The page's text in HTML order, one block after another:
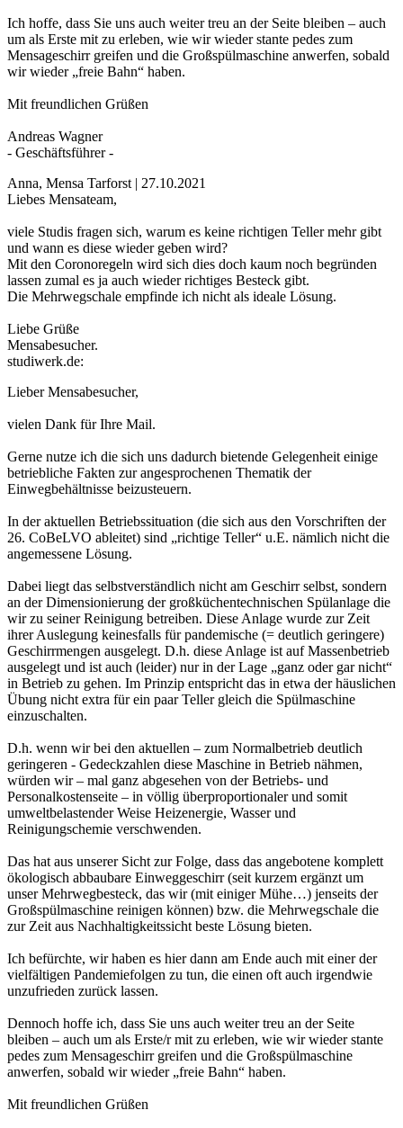
Ich hoffe, dass Sie uns auch weiter treu an der Seite bleiben – auch
um als Erste mit zu erleben, wie wir wieder stante pedes zum
Mensageschirr greifen und die Großspülmaschine anwerfen, sobald
wir wieder „freie Bahn“ haben.
Mit freundlichen Grüßen
Andreas Wagner
- Geschäftsführer -
Anna, Mensa Tarforst | 27.10.2021
Liebes Mensateam,
viele Studis fragen sich, warum es keine richtigen Teller mehr gibt
und wann es diese wieder geben wird?
Mit den Coronoregeln wird sich dies doch kaum noch begründen
lassen zumal es ja auch wieder richtiges Besteck gibt.
Die Mehrwegschale empfinde ich nicht als ideale Lösung.
Liebe Grüße
Mensabesucher.
studiwerk.de:
Lieber Mensabesucher,
vielen Dank für Ihre Mail.
Gerne nutze ich die sich uns dadurch bietende Gelegenheit einige
betriebliche Fakten zur angesprochenen Thematik der
Einwegbehältnisse beizusteuern.
In der aktuellen Betriebssituation (die sich aus den Vorschriften der
26. CoBeLVO ableitet) sind „richtige Teller“ u.E. nämlich nicht die
angemessene Lösung.
Dabei liegt das selbstverständlich nicht am Geschirr selbst, sondern
an der Dimensionierung der großküchentechnischen Spülanlage die
wir zu seiner Reinigung betreiben. Diese Anlage wurde zur Zeit
ihrer Auslegung keinesfalls für pandemische (= deutlich geringere)
Geschirrmengen ausgelegt. D.h. diese Anlage ist auf Massenbetrieb
ausgelegt und ist auch (leider) nur in der Lage „ganz oder gar nicht“
in Betrieb zu gehen. Im Prinzip entspricht das in etwa der häuslichen
Übung nicht extra für ein paar Teller gleich die Spülmaschine
einzuschalten.
D.h. wenn wir bei den aktuellen – zum Normalbetrieb deutlich
geringeren - Gedeckzahlen diese Maschine in Betrieb nähmen,
würden wir – mal ganz abgesehen von der Betriebs- und
Personalkostenseite – in völlig überproportionaler und somit
umweltbelastender Weise Heizenergie, Wasser und
Reinigungschemie verschwenden.
Das hat aus unserer Sicht zur Folge, dass das angebotene komplett
ökologisch abbaubare Einweggeschirr (seit kurzem ergänzt um
unser Mehrwegbesteck, das wir (mit einiger Mühe…) jenseits der
Großspülmaschine reinigen können) bzw. die Mehrwegschale die
zur Zeit aus Nachhaltigkeitssicht beste Lösung bieten.
Ich befürchte, wir haben es hier dann am Ende auch mit einer der
vielfältigen Pandemiefolgen zu tun, die einen oft auch irgendwie
unzufrieden zurück lassen.
Dennoch hoffe ich, dass Sie uns auch weiter treu an der Seite
bleiben – auch um als Erste/r mit zu erleben, wie wir wieder stante
pedes zum Mensageschirr greifen und die Großspülmaschine
anwerfen, sobald wir wieder „freie Bahn“ haben.
Mit freundlichen Grüßen